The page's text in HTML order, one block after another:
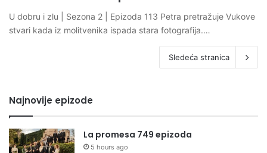
U dobru i zlu | Sezona 2 | Epizoda 113 Petra pretražuje Vukove
stvari kada iz molitvenika ispada stara fotografija.…
Sledeća stranica
Najnovije epizode
La promesa 749 epizoda
5 hours ago